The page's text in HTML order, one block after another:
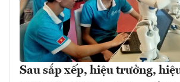
Sau sắp xếp, hiệu trưởng,